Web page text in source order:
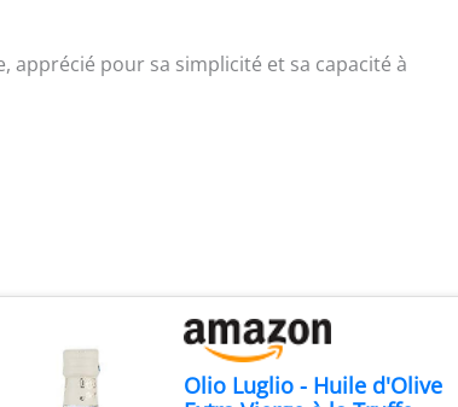
apprécié pour sa simplicité et sa capacité à
Olio Luglio - Huile d'Olive